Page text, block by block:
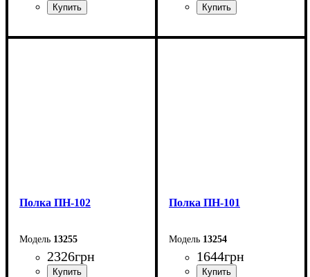
Ширина: 60 см
Ширина: 45 см
Полка ПН-102
13255
2326грн
Полка ПН-101
13254
1644грн